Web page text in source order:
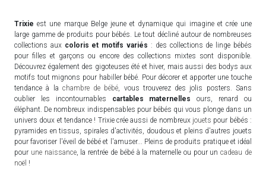
Trixieest une marque Belge jeune et dynamique qui imagine et crée une
large gamme de produits pour bébés. Le tout décliné autour de nombreuses
collections aux coloris et motifs variés : des collections de linge bébés
pour filles et garçons ou encore des collections mixtes sont disponible.
Découvrez également des gigoteuses été et hiver, mais aussi des bodys aux
motifs tout mignons pour habiller bébé. Pour décorer et apporter une touche
tendance à la chambre de bébé, vous trouverez des jolis posters. Sans
oublier les incontournables
cartables maternelles
ours, renard ou
éléphant. De nombreux indispensables pour bébés qui vous plonge dans un
univers doux et tendance ! Trixie crée aussi de nombreux jouets pour bébés :
pyramides en tissus, spirales d'activités, doudous et pleins d'autres jouets
pour favoriser l'éveil de bébé et l'amuser... Pleins de produits pratique et idéal
pour une naissance, la rentrée de bébé à la maternelle ou pour uncadeau de
noël !